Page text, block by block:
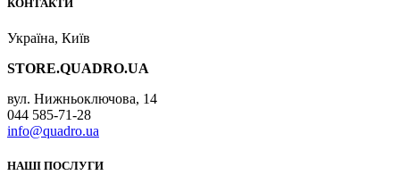
КОНТАКТИ
Україна, Київ
STORE.QUADRO.UA
вул. Нижньоключова, 14
044 585-71-28
info@quadro.ua
НАШІ ПОСЛУГИ